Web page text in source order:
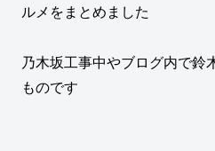
ルメをまとめました
乃木坂工事中やブログ内で鈴
ものです